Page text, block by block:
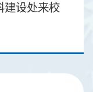
建设处来校